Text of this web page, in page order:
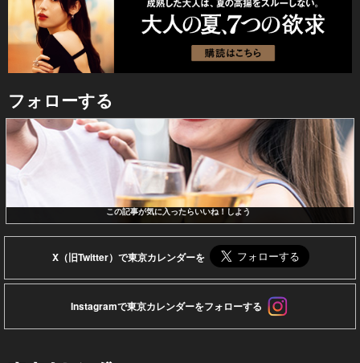
フォローする
この記事が気に入ったらいいね！しよう
X（旧Twitter）で東京カレンダーを
Instagramで東京カレンダーをフォローする